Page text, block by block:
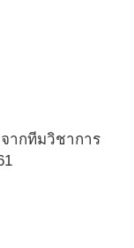
ากทีมวิชาการ